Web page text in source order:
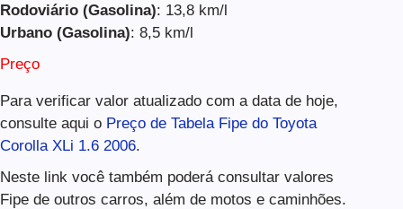
Rodoviário (Gasolina): 13,8 km/l
Urbano (Gasolina): 8,5 km/l
Preço
Para verificar valor atualizado com a data de hoje,
consulte aqui o Preço de Tabela Fipe do Toyota
Corolla XLi 1.6 2006.
Neste link você também poderá consultar valores
Fipe de outros carros, além de motos e caminhões.